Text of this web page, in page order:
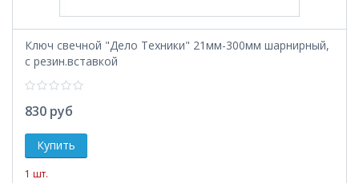
Ключ свечной "Дело Техники" 21мм-300мм шарнирный,
с резин.вставкой
830 руб
1 шт.